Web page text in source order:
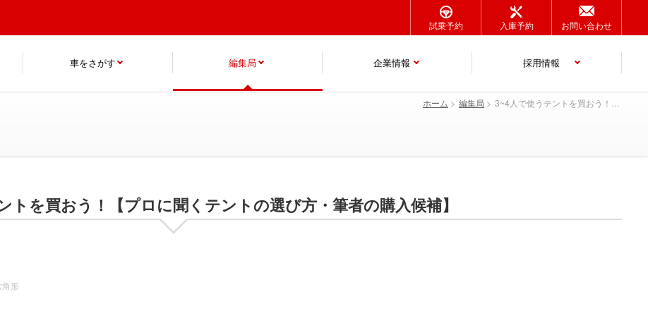
車をさがす 編集局 企業情報 採用情報
試乗予約 入庫予約 お問い合わせ
ホーム 編集局 3~4人で使うテントを買おう！【プロに聞くテントの選び方・筆者の購入候補】
トを買おう！【プロに聞くテントの選び方・筆者の購入候補】
形